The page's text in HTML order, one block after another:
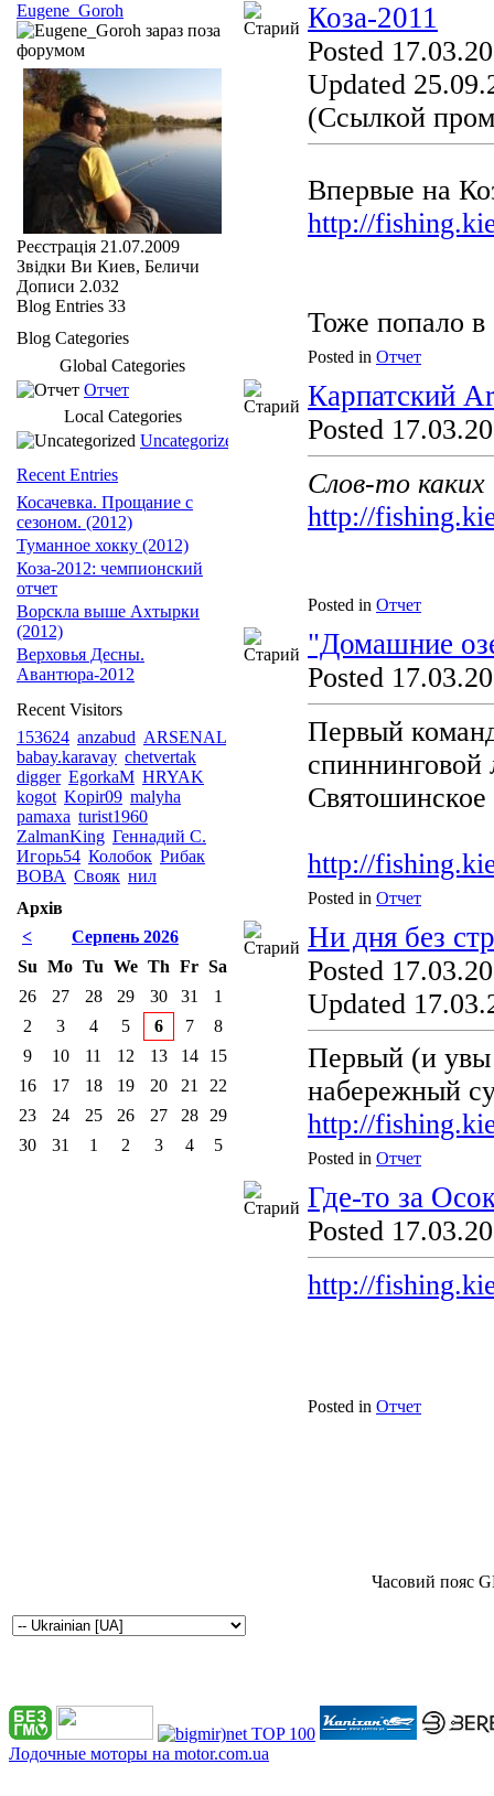
Коза-2011
Posted
Updated
(Ссылкой
Впервые на
http://
Тоже попало в
Posted in Отчет
Карпатский
Posted
Слов-то
http://
Posted in Отчет
"Домашние
Posted
Первый
Святошинское
http://
Posted in Отчет
Ни дня без
Posted
Updated
Первый (и
набережный
http://
Posted in Отчет
Где-то за
Posted
http://
Posted in Отчет
Eugene_Goroh
Реєстрація 21.07.2009
Звідки Ви Киев, Беличи
Дописи 2.032
Blog Entries 33
Blog Categories
Global Categories
Отчет
Local Categories
Uncategorized
Recent Entries
Косачевка. Прощание с
сезоном. (2012)
Туманное хокку (2012)
Коза-2012: чемпионский
отчет
Ворскла выше Ахтырки
(2012)
Верховья Десны.
Авантюра-2012
Recent Visitors
153624 anzabud ARSENAL
babay.karavay chetvertak
digger EgorkaM HRYAK
kogot Kopir09 malyha
pamaxa turist1960
ZalmanKing Геннадий С.
Игорь54 Колобок Рибак
ВОВА Свояк нил
Архів
<
Серпень 2026
Su Mo Tu We Th Fr Sa
26
27 28 29 30 31
1
2
3 4 5 6 7
8
9
10 11 12 13 14
15
16
17 18 19 20 21
22
23
24 25 26 27 28
29
30
31 1 2 3 4 5
Часовий пояс
Лодочные моторы на motor.com.ua